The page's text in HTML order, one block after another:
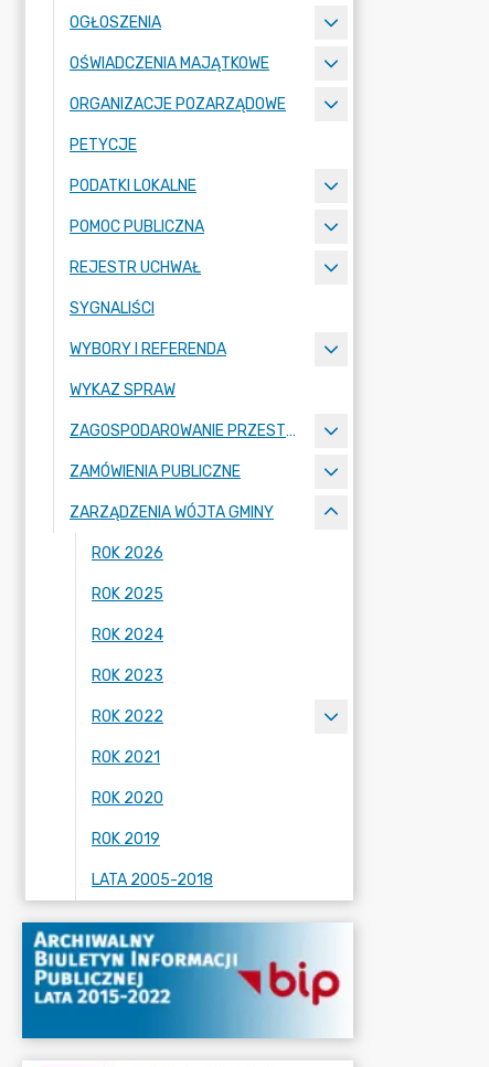
OGŁOSZENIA
OŚWIADCZENIA MAJĄTKOWE
ORGANIZACJE POZARZĄDOWE
PETYCJE
PODATKI LOKALNE
POMOC PUBLICZNA
REJESTR UCHWAŁ
SYGNALIŚCI
WYBORY I REFERENDA
WYKAZ SPRAW
ZAGOSPODAROWANIE PRZESTRZENNE
ZAMÓWIENIA PUBLICZNE
ZARZĄDZENIA WÓJTA GMINY
ROK 2026
ROK 2025
ROK 2024
ROK 2023
ROK 2022
ROK 2021
ROK 2020
ROK 2019
LATA 2005-2018